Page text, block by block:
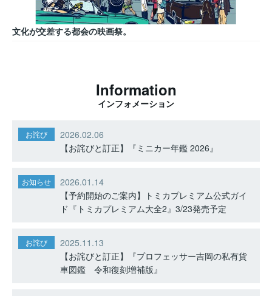
文化が交差する都会の映画祭。
Information
インフォメーション
お詫び
2026.02.06
【お詫びと訂正】『ミニカー年鑑 2026』
お知らせ
2026.01.14
【予約開始のご案内】トミカプレミアム公式ガイ
ド『トミカプレミアム大全2』3/23発売予定
お詫び
2025.11.13
【お詫びと訂正】『プロフェッサー吉岡の私有貨
車図鑑 令和復刻増補版』